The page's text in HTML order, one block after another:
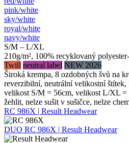
pink/​white
sky/​white
royal/​white
navy/​white
S/M – L/XL
210g/m², 100% recyklovaný
Twill neutral label NEW 2026
Široká krempa, 8 ozdobných švů na
reverzibilní, neutrální velikostní štítek,
velikost S/M = 56cm, velikost L/XL =
žehlit, nelze sušit v sušičce, nelze
RC 986X | Result Headwear
DUO RC 986X | Result Headwear